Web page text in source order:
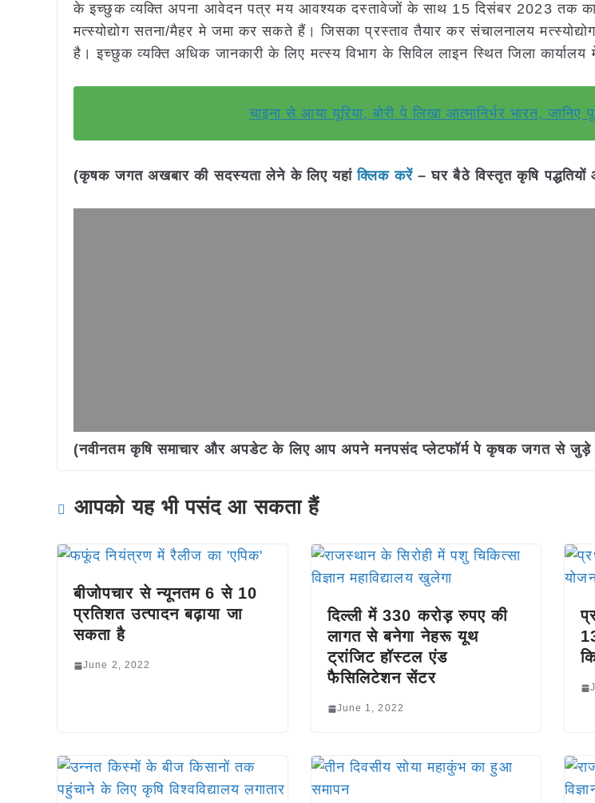
के इच्छुक व्यक्ति अपना आवेदन पत्र मय आवश्यक दस्तावेजों के साथ 15 दिसंबर 2023 तक
मत्स्योद्योग सतना/मैहर मे जमा कर सकते हैं। जिसका प्रस्ताव तैयार कर संचालनालय
है। इच्छुक व्यक्ति अधिक जानकारी के लिए मत्स्य विभाग के सिविल लाइन स्थित जिला
चाइना से आया यूरिया, बोरी पे लिखा आत्मानिर्भर भारत, जानिए
(कृषक जगत अखबार की सदस्यता लेने के लिए यहांक्लिक करें– घर बैठे विस्तृत कृषि
(नवीनतम कृषि समाचार और अपडेट के लिए आप अपने मनपसंद प्लेटफॉर्म पे कृषक जगत से जुड़े
आपको यह भी पसंद आ सकता हैं
बीजोपचार से न्यूनतम 6 से 10
प्रतिशत उत्पादन बढ़ाया जा
सकता है
June 2, 2022
दिल्ली में 330 करोड़ रुपए की
लागत से बनेगा नेहरू यूथ
ट्रांजिट हॉस्टल एंड
फैसिलिटेशन सेंटर
June 1, 2022